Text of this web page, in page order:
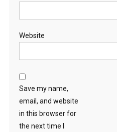
Website
Save my name,
email, and website
in this browser for
the next time I